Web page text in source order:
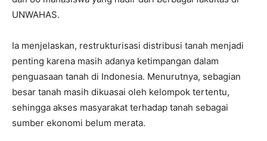
UNWAHAS.
Ia menjelaskan, restrukturisasi distribusi tanah menjadi
penting karena masih adanya ketimpangan dalam
penguasaan tanah di Indonesia. Menurutnya, sebagian
besar tanah masih dikuasai oleh kelompok tertentu,
sehingga akses masyarakat terhadap tanah sebagai
sumber ekonomi belum merata.